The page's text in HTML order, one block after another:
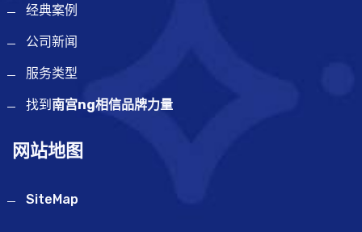
经典案例
公司新闻
服务类型
找到 南宫ng相信品牌力量
网站地图
SiteMap